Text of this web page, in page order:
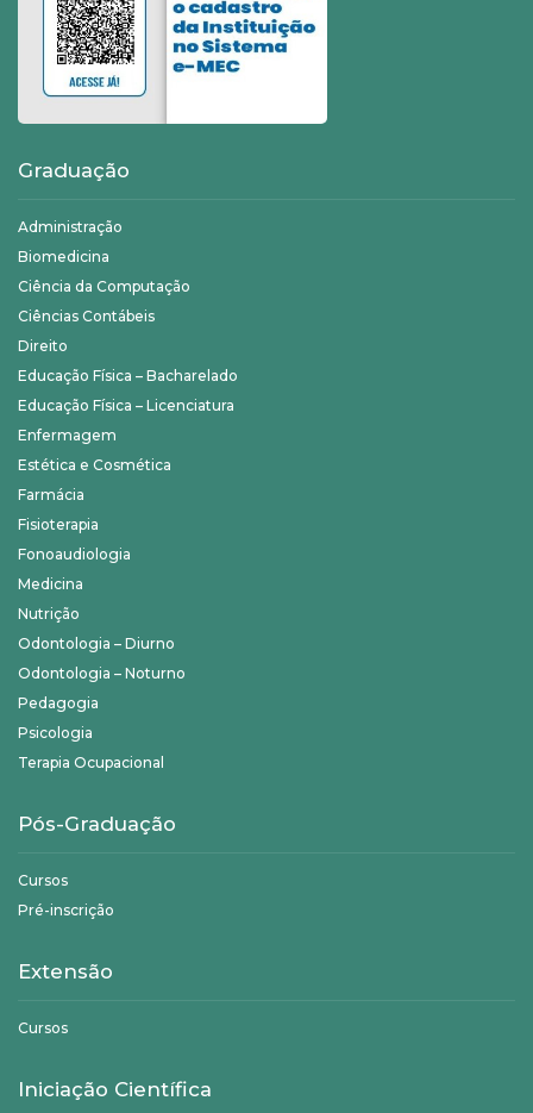
Graduação
Administração
Biomedicina
Ciência da Computação
Ciências Contábeis
Direito
Educação Física – Bacharelado
Educação Física – Licenciatura
Enfermagem
Estética e Cosmética
Farmácia
Fisioterapia
Fonoaudiologia
Medicina
Nutrição
Odontologia – Diurno
Odontologia – Noturno
Pedagogia
Psicologia
Terapia Ocupacional
Pós-Graduação
Cursos
Pré-inscrição
Extensão
Cursos
Iniciação Científica